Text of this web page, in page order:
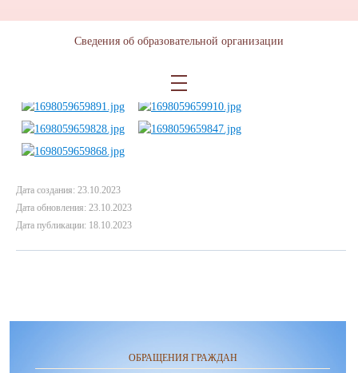
Дата создания: 23.10.2023
Дата обновления: 23.10.2023
Дата публикации: 18.10.2023
ОБРАЩЕНИЯ ГРАЖДАН
Сведения об образовательной организации